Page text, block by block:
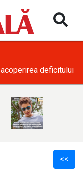
deficitului
<<